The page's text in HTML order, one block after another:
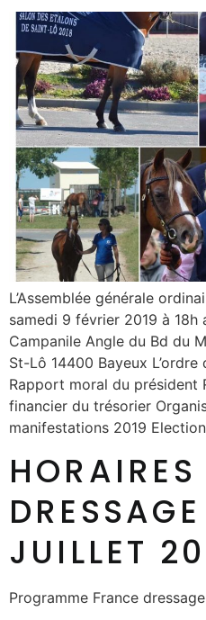
L’Assemblée générale
samedi 9 février 2019 à 18h
Campanile Angle du Bd du
St-Lô 14400 Bayeux
Rapport moral du président
financier du trésorier
manifestations 2019
JUILLET
Programme France